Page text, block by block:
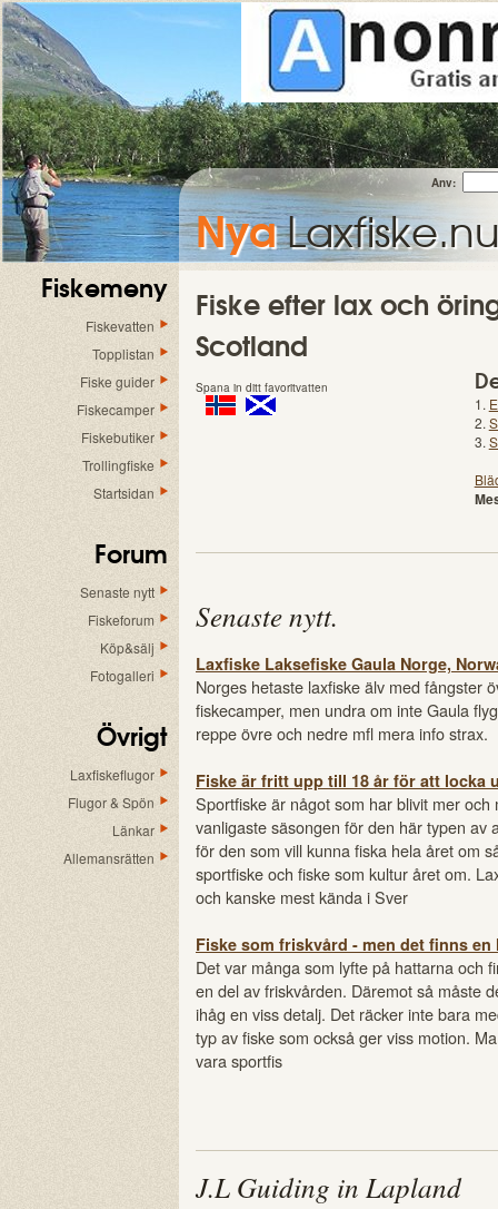
Fiskemeny
Fiskevatten
Topplistan
Fiske guider
Fiskecamper
Fiskebutiker
Trollingfiske
Startsidan
Forum
Senaste nytt
Fiskeforum
Köp&sälj
Fotogalleri
Övrigt
Laxfiskeflugor
Flugor & Spön
Länkar
Allemansrätten
Anv:
Nya
Fiske efter lax och
Scotland
Spana in ditt favoritvatten
1.
2.
3.
Senaste nytt.
Laxfiske Laksefiske Gaula Norge,
Norges hetaste laxfiske älv med fångster
fiskecamper, men undra om inte Gaula
reppe övre och nedre mfl mera info strax.
Fiske är fritt upp till 18 år för att locka
Sportfiske är något som har blivit mer
vanligaste säsongen för den här typen av
för den som vill kunna fiska hela året om
sportfiske och fiske som kultur året om.
och kanske mest kända i Sver
Fiske som friskvård - men det finns en
Det var många som lyfte på hattarna och
en del av friskvården. Däremot så måste
ihåg en viss detalj. Det räcker inte bara
typ av fiske som också ger viss motion.
vara sportfis
J.L Guiding in Lapland